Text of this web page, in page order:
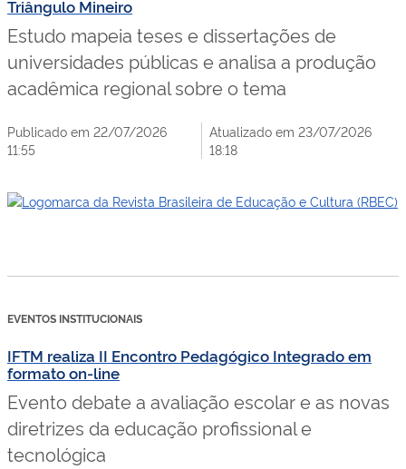
Triângulo Mineiro
Estudo mapeia teses e dissertações de
universidades públicas e analisa a produção
acadêmica regional sobre o tema
Publicado em 22/07/2026
11:55
Atualizado em 23/07/2026
18:18
EVENTOS INSTITUCIONAIS
IFTM realiza II Encontro Pedagógico Integrado em
formato on-line
Evento debate a avaliação escolar e as novas
diretrizes da educação profissional e
tecnológica